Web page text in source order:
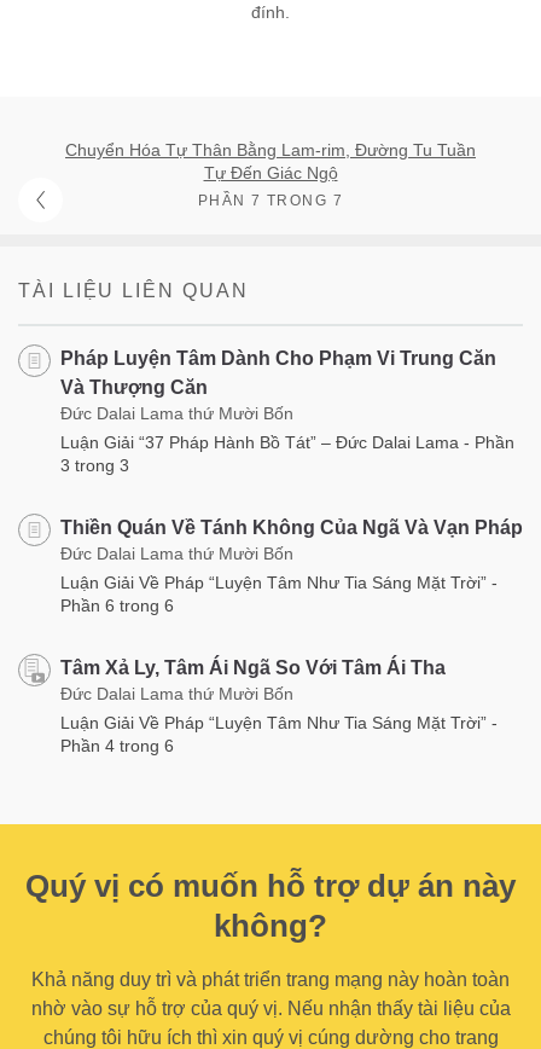
đính.
Chuyển Hóa Tự Thân Bằng Lam-rim, Đường Tu Tuần
Tự Đến Giác Ngộ
PHẦN 7 TRONG 7
TÀI LIỆU LIÊN QUAN
Pháp Luyện Tâm Dành Cho Phạm Vi Trung Căn
Và Thượng Căn
Đức Dalai Lama thứ Mười Bốn
Luận Giải “37 Pháp Hành Bồ Tát” – Đức Dalai Lama - Phần
3 trong 3
Thiền Quán Về Tánh Không Của Ngã Và Vạn Pháp
Đức Dalai Lama thứ Mười Bốn
Luận Giải Về Pháp “Luyện Tâm Như Tia Sáng Mặt Trời” -
Phần 6 trong 6
Tâm Xả Ly, Tâm Ái Ngã So Với Tâm Ái Tha
Đức Dalai Lama thứ Mười Bốn
Luận Giải Về Pháp “Luyện Tâm Như Tia Sáng Mặt Trời” -
Phần 4 trong 6
Quý vị có muốn hỗ trợ dự án này
không?
Khả năng duy trì và phát triển trang mạng này hoàn toàn
nhờ vào sự hỗ trợ của quý vị. Nếu nhận thấy tài liệu của
chúng tôi hữu ích thì xin quý vị cúng dường cho trang